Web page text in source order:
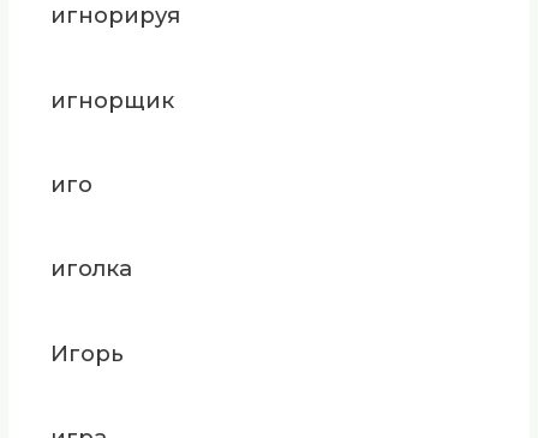
игнорируя
игнорщик
иго
иголка
Игорь